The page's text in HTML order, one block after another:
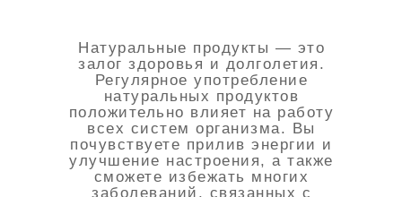
Натуральные продукты — это
залог здоровья и долголетия.
Регулярное употребление
натуральных продуктов
положительно влияет на работу
всех систем организма. Вы
почувствуете прилив энергии и
улучшение настроения, а также
сможете избежать многих
заболеваний, связанных с